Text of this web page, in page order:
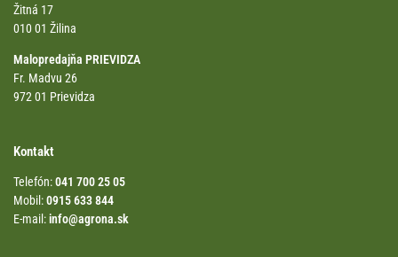
Žitná 17
010 01 Žilina
Malopredajňa PRIEVIDZA
Fr. Madvu 26
972 01 Prievidza
Kontakt
Telefón:041 700 25 05
Mobil:0915 633 844
E-mail:info@agrona.sk